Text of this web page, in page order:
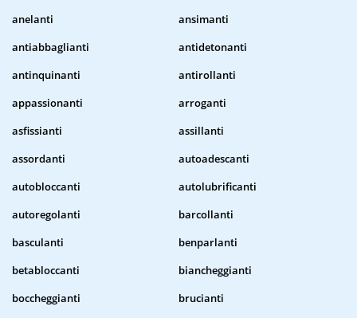
anelanti
ansimanti
antiabbaglianti
antidetonanti
antinquinanti
antirollanti
appassionanti
arroganti
asfissianti
assillanti
assordanti
autoadescanti
autobloccanti
autolubrificanti
autoregolanti
barcollanti
basculanti
benparlanti
betabloccanti
biancheggianti
boccheggianti
brucianti